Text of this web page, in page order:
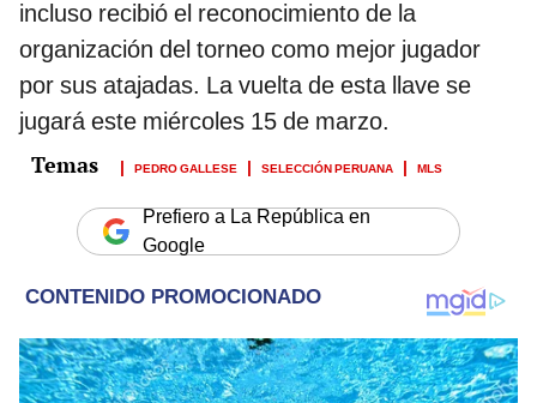
incluso recibió el reconocimiento de la
organización del torneo como mejor jugador
por sus atajadas. La vuelta de esta llave se
jugará este miércoles 15 de marzo.
PEDRO GALLESE SELECCIÓN PERUANA MLS
Prefiero a La República en
Google